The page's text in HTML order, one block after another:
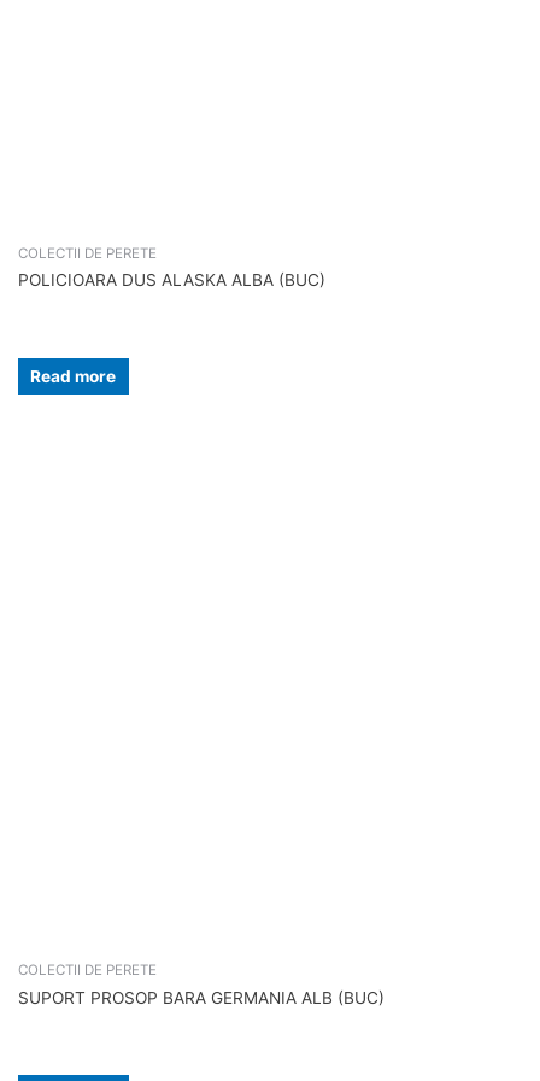
COLECTII DE PERETE
POLICIOARA DUS ALASKA ALBA (BUC)
Read more
COLECTII DE PERETE
SUPORT PROSOP BARA GERMANIA ALB (BUC)